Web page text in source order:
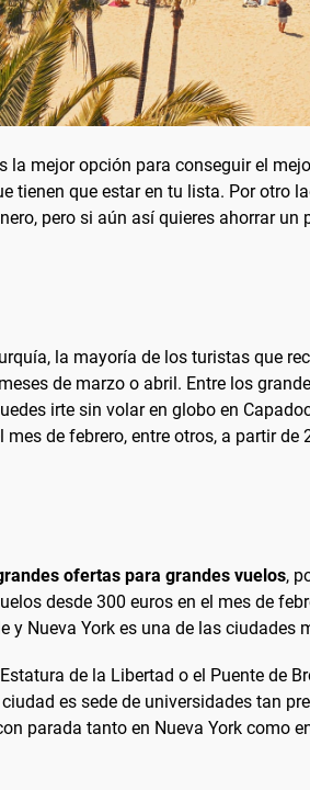
la mejor opción para conseguir el
que estar en tu lista. Por otro
pero si aún así quieres ahorrar
la mayoría de los turistas que
de marzo o abril. Entre los
irte sin volar en globo en
de febrero, entre otros, a partir de
ofertas para grandes vuelos,
desde 300 euros en el mes de
Nueva York es una de las ciudades
de la Libertad o el Puente de
es sede de universidades tan
parada tanto en Nueva York como